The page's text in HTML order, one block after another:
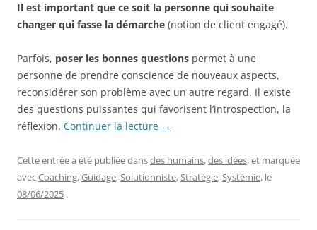
Il est important que ce soit la personne qui souhaite
changer qui fasse la démarche (notion de client engagé).
Parfois, poser les bonnes questions permet à une
personne de prendre conscience de nouveaux aspects,
reconsidérer son problème avec un autre regard. Il existe
des questions puissantes qui favorisent l’introspection, la
réflexion. Continuer la lecture →
Cette entrée a été publiée dansdes humains,des idées, et marquée
avecCoaching,Guidage,Solutionniste,Stratégie,Systémie, le
08/06/2025 .